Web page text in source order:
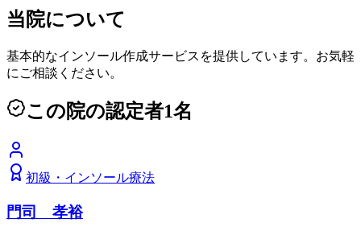
当院について
基本的なインソール作成サービスを提供しています。お気軽
にご相談ください。
この院の認定者1名
初級 ・ インソール療法
門司 孝裕